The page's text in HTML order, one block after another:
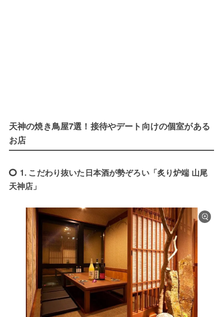
天神の焼き鳥屋7選！接待やデート向けの個室がある
お店
1. こだわり抜いた日本酒が勢ぞろい「炙り炉端 山尾
天神店」